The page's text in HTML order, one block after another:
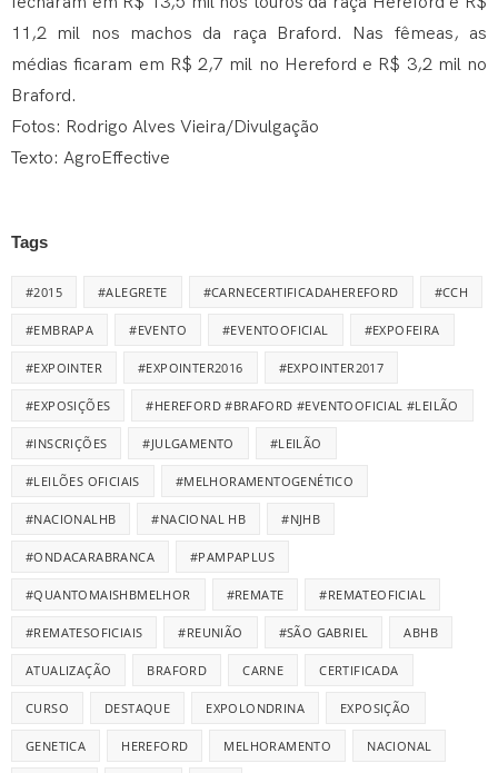
11,2 mil nos machos da raça Braford. Nas fêmeas, as
médias ficaram em R$ 2,7 mil no Hereford e R$ 3,2 mil no
Braford.
Fotos: Rodrigo Alves Vieira/Divulgação
Texto: AgroEffective
Tags
#2015 #ALEGRETE #CARNECERTIFICADAHEREFORD #CCH
#EMBRAPA #EVENTO #EVENTOOFICIAL #EXPOFEIRA
#EXPOINTER #EXPOINTER2016 #EXPOINTER2017
#EXPOSIÇÕES #HEREFORD #BRAFORD #EVENTOOFICIAL #LEILÃO
#INSCRIÇÕES #JULGAMENTO #LEILÃO
#LEILÕES OFICIAIS #MELHORAMENTOGENÉTICO
#NACIONALHB #NACIONAL HB #NJHB
#ONDACARABRANCA #PAMPAPLUS
#QUANTOMAISHBMELHOR #REMATE #REMATEOFICIAL
#REMATESOFICIAIS #REUNIÃO #SÃO GABRIEL ABHB
ATUALIZAÇÃO BRAFORD CARNE CERTIFICADA
CURSO DESTAQUE EXPOLONDRINA EXPOSIÇÃO
GENETICA HEREFORD MELHORAMENTO NACIONAL